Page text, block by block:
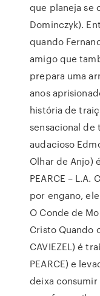
que planeja se
Dominczyk).
quando
amigo que
prepara uma
anos
história de
sensacional de
audacioso
Olhar de Anjo)
PEARCE –
por engano,
O Conde de
Cristo Quando
CAVIEZEL) é
PEARCE) e
deixa